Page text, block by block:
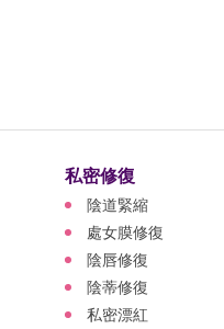
私密修復
陰道緊縮
處女膜修復
陰唇修復
陰蒂修復
私密漂紅